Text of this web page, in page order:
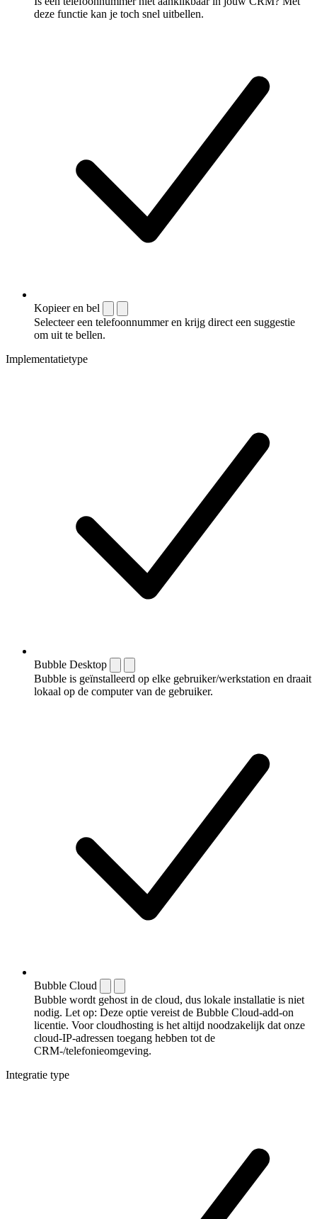
deze functie kan je toch snel uitbellen.
Kopieer en bel
Selecteer een telefoonnummer en krijg direct een suggestie
om uit te bellen.
Implementatietype
Bubble Desktop
Bubble is geïnstalleerd op elke gebruiker/werkstation en draait
lokaal op de computer van de gebruiker.
Bubble Cloud
Bubble wordt gehost in de cloud, dus lokale installatie is niet
nodig. Let op: Deze optie vereist de Bubble Cloud-add-on
licentie. Voor cloudhosting is het altijd noodzakelijk dat onze
cloud-IP-adressen toegang hebben tot de
CRM-/telefonieomgeving.
Integratie type